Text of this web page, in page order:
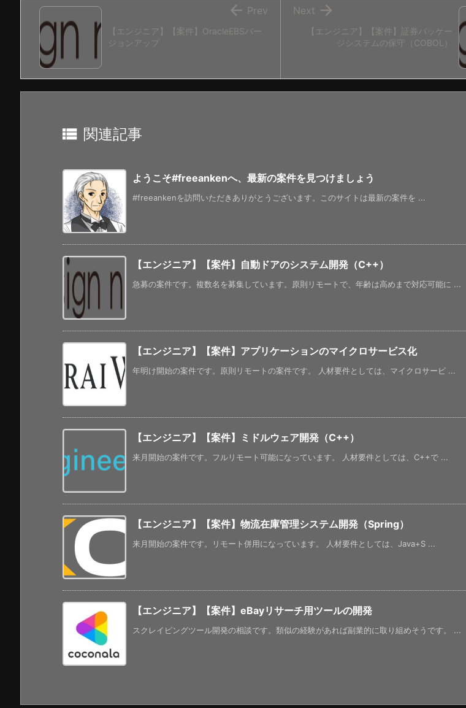
【エンジニア】【案件】証券パッケー
ジシステムの保守（COBOL）

Next
【エンジニア】【案件】OracleEBSバー
ジョンアップ
 Prev
 関連記事
ようこそ#freeankenへ、最新の案件を見つけましょう
#freeankenを訪問いただきありがとうございます。このサイトは最新の案件を ...
【エンジニア】【案件】自動ドアのシステム開発（C++）
急募の案件です。複数名を募集しています。原則リモートで、年齢は高めまで対応可能に ...
【エンジニア】【案件】アプリケーションのマイクロサービス化
年明け開始の案件です。原則リモートの案件です。 人材要件としては、マイクロサービ ...
【エンジニア】【案件】ミドルウェア開発（C++）
来月開始の案件です。フルリモート可能になっています。 人材要件としては、C++で ...
【エンジニア】【案件】物流在庫管理システム開発（Spring）
来月開始の案件です。リモート併用になっています。 人材要件としては、Java+S ...
【エンジニア】【案件】eBayリサーチ用ツールの開発
スクレイピングツール開発の相談です。類似の経験があれば副業的に取り組めそうです。 ...